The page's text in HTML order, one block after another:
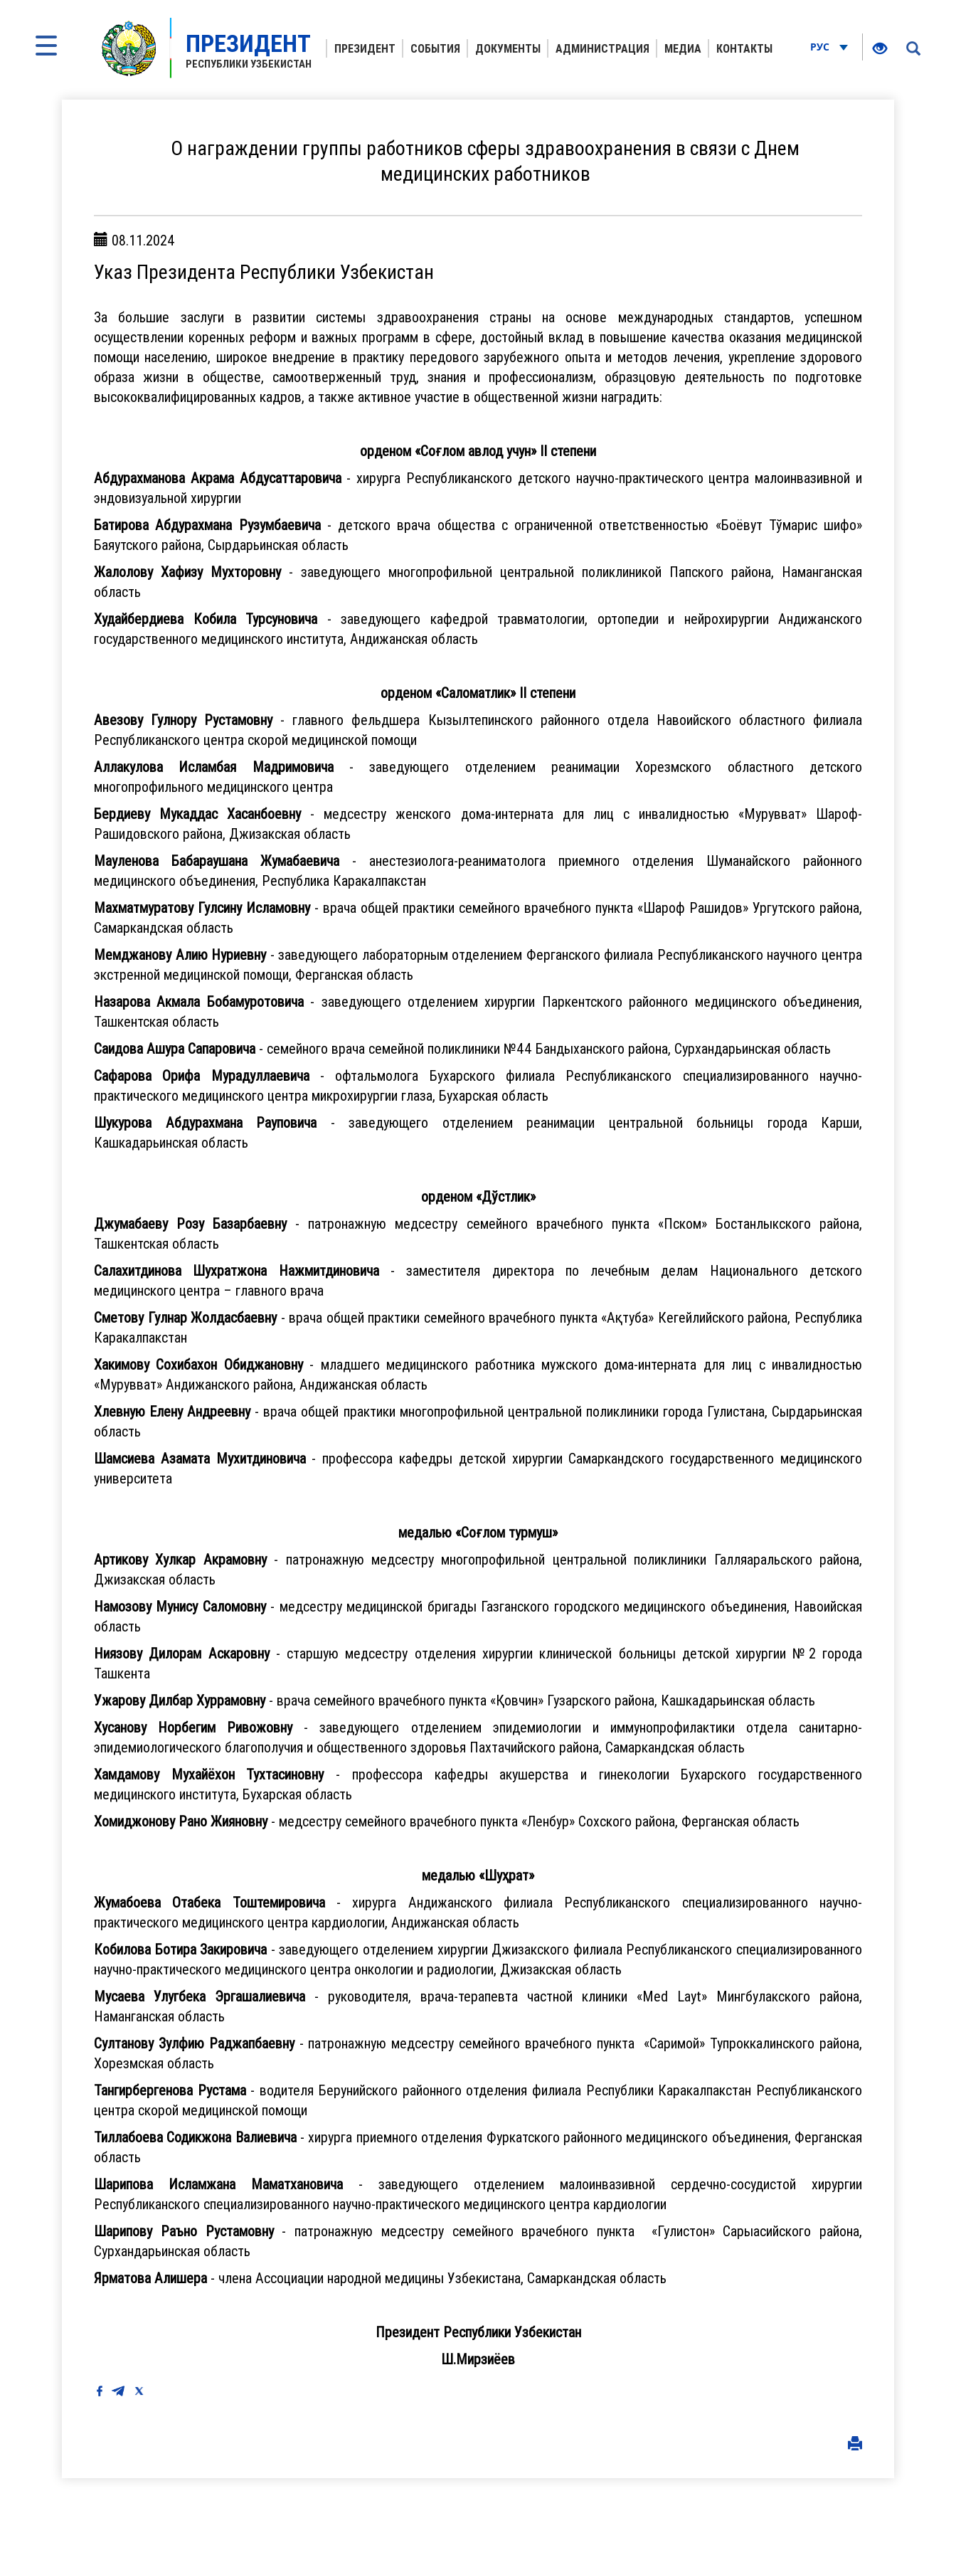
ПРЕЗИДЕНТ
РЕСПУБЛИКИ УЗБЕКИСТАН
ПРЕЗИДЕНТ СОБЫТИЯ ДОКУМЕНТЫ АДМИНИСТРАЦИЯ МЕДИА КОНТАКТЫ РУС
О награждении группы работников сферы здравоохранения в связи с Днем
медицинских работников
08.11.2024
Указ Президента Республики Узбекистан
За большие заслуги в развитии системы здравоохранения страны на основе международных стандартов, успешном
осуществлении коренных реформ и важных программ в сфере, достойный вклад в повышение качества оказания медицинской
помощи населению, широкое внедрение в практику передового зарубежного опыта и методов лечения, укрепление здорового
образа жизни в обществе, самоотверженный труд, знания и профессионализм, образцовую деятельность по подготовке
высококвалифицированных кадров, а также активное участие в общественной жизни наградить:
орденом «Соғлом авлод учун» II степени
Абдурахманова Акрама Абдусаттаровича- хирурга Республиканского детского научно-практического центра малоинвазивной и
эндовизуальной хирургии
Батирова Абдурахмана Рузумбаевича- детского врача общества с ограниченной ответственностью «Боёвут Тўмарис шифо»
Баяутского района, Сырдарьинская область
Жалолову Хафизу Мухторовну- заведующего многопрофильной центральной поликлиникой Папского района, Наманганская
область
Худайбердиева Кобила Турсуновича- заведующего кафедрой травматологии, ортопедии и нейрохирургии Андижанского
государственного медицинского института, Андижанская область
орденом «Саломатлик» II степени
Авезову Гулнору Рустамовну- главного фельдшера Кызылтепинского районного отдела Навоийского областного филиала
Республиканского центра скорой медицинской помощи
Аллакулова Исламбая Мадримовича- заведующего отделением реанимации Хорезмского областного детского
многопрофильного медицинского центра
Бердиеву Мукаддас Хасанбоевну- медсестру женского дома-интерната для лиц с инвалидностью «Мурувват» Шароф-
Рашидовского района, Джизакская область
Мауленова Бабараушана Жумабаевича- анестезиолога-реаниматолога приемного отделения Шуманайского районного
медицинского объединения, Республика Каракалпакстан
Махматмуратову Гулсину Исламовну- врача общей практики семейного врачебного пункта «Шароф Рашидов» Ургутского района,
Самаркандская область
Мемджанову Алию Нуриевну- заведующего лабораторным отделением Ферганского филиала Республиканского научного центра
экстренной медицинской помощи, Ферганская область
Назарова Акмала Бобамуротовича- заведующего отделением хирургии Паркентского районного медицинского объединения,
Ташкентская область
Саидова Ашура Сапаровича- семейного врача семейной поликлиники №44 Бандыханского района, Сурхандарьинская область
Сафарова Орифа Мурадуллаевича- офтальмолога Бухарского филиала Республиканского специализированного научно-
практического медицинского центра микрохирургии глаза, Бухарская область
Шукурова Абдурахмана Рауповича- заведующего отделением реанимации центральной больницы города Карши,
Кашкадарьинская область
орденом «Дўстлик»
Джумабаеву Розу Базарбаевну- патронажную медсестру семейного врачебного пункта «Пском» Бостанлыкского района,
Ташкентская область
Салахитдинова Шухратжона Нажмитдиновича- заместителя директора по лечебным делам Национального детского
медицинского центра – главного врача
Сметову Гулнар Жолдасбаевну- врача общей практики семейного врачебного пункта «Ақтуба» Кегейлийского района, Республика
Каракалпакстан
Хакимову Сохибахон Обиджановну- младшего медицинского работника мужского дома-интерната для лиц с инвалидностью
«Мурувват» Андижанского района, Андижанская область
Хлевную Елену Андреевну- врача общей практики многопрофильной центральной поликлиники города Гулистана, Сырдарьинская
область
Шамсиева Азамата Мухитдиновича- профессора кафедры детской хирургии Самаркандского государственного медицинского
университета
медалью «Соғлом турмуш»
Артикову Хулкар Акрамовну- патронажную медсестру многопрофильной центральной поликлиники Галляаральского района,
Джизакская область
Намозову Мунису Саломовну- медсестру медицинской бригады Газганского городского медицинского объединения, Навоийская
область
Ниязову Дилорам Аскаровну- старшую медсестру отделения хирургии клинической больницы детской хирургии №2 города
Ташкента
Ужарову Дилбар Хуррамовну- врача семейного врачебного пункта «Қовчин» Гузарского района, Кашкадарьинская область
Хусанову Норбегим Ривожовну- заведующего отделением эпидемиологии и иммунопрофилактики отдела санитарно-
эпидемиологического благополучия и общественного здоровья Пахтачийского района, Самаркандская область
Хамдамову Мухайёхон Тухтасиновну- профессора кафедры акушерства и гинекологии Бухарского государственного
медицинского института, Бухарская область
Хомиджонову Рано Жияновну- медсестру семейного врачебного пункта «Ленбур» Сохского района, Ферганская область
медалью «Шуҳрат»
Жумабоева Отабека Тоштемировича- хирурга Андижанского филиала Республиканского специализированного научно-
практического медицинского центра кардиологии, Андижанская область
Кобилова Ботира Закировича- заведующего отделением хирургии Джизакского филиала Республиканского специализированного
научно-практического медицинского центра онкологии и радиологии, Джизакская область
Мусаева Улугбека Эргашалиевича- руководителя, врача-терапевта частной клиники «Med Layt» Мингбулакского района,
Наманганская область
Султанову Зулфию Раджапбаевну- патронажную медсестру семейного врачебного пункта «Саримой» Тупроккалинского района,
Хорезмская область
Тангирбергенова Рустама- водителя Берунийского районного отделения филиала Республики Каракалпакстан Республиканского
центра скорой медицинской помощи
Тиллабоева Содикжона Валиевича- хирурга приемного отделения Фуркатского районного медицинского объединения, Ферганская
область
Шарипова Исламжана Маматхановича- заведующего отделением малоинвазивной сердечно-сосудистой хирургии
Республиканского специализированного научно-практического медицинского центра кардиологии
Шарипову Раъно Рустамовну- патронажную медсестру семейного врачебного пункта «Гулистон» Сарыасийского района,
Сурхандарьинская область
Ярматова Алишера- члена Ассоциации народной медицины Узбекистана, Самаркандская область
Президент Республики Узбекистан
Ш.Мирзиёев